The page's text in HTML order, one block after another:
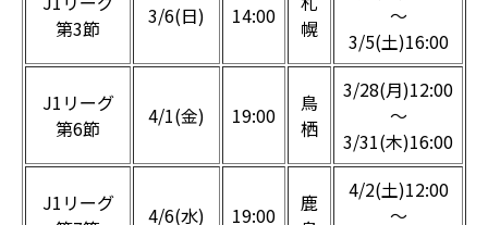
第3節
3/6(日) 14:00
幌
～
3/5(土)16:00
J1リーグ
第6節
4/1(金) 19:00
鳥
栖
3/28(月)12:00
～
3/31(木)16:00
J1リーグ
4/6(水) 19:00
鹿
4/2(土)12:00
～